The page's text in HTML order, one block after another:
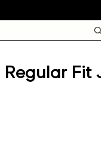
Regular